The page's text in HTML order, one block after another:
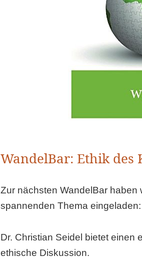
WandelBar: Ethik des
Zur nächsten WandelBar haben
spannenden Thema eingeladen:
Dr. Christian Seidel bietet einen
ethische Diskussion.